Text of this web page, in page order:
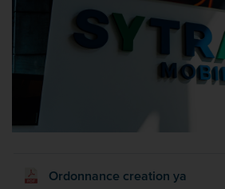
Ordonnance creation ya